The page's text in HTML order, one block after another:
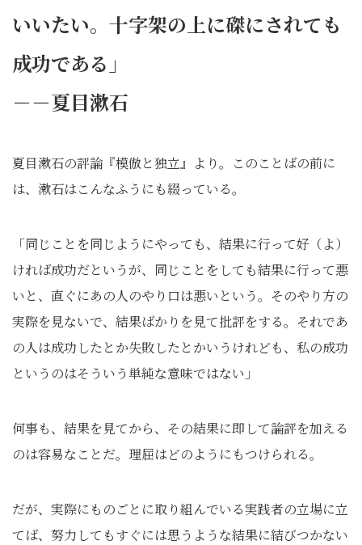
いいたい。十字架の上に磔にされても
成功である」
－－夏目漱石
夏目漱石の評論『模倣と独立』より。このことばの前に
は、漱石はこんなふうにも綴っている。
「同じことを同じようにやっても、結果に行って好（よ）
ければ成功だというが、同じことをしても結果に行って悪
いと、直ぐにあの人のやり口は悪いという。そのやり方の
実際を見ないで、結果ばかりを見て批評をする。それであ
の人は成功したとか失敗したとかいうけれども、私の成功
というのはそういう単純な意味ではない」
何事も、結果を見てから、その結果に即して論評を加える
のは容易なことだ。理屈はどのようにもつけられる。
だが、実際にものごとに取り組んでいる実践者の立場に立
てば、努力してもすぐには思うような結果に結びつかない